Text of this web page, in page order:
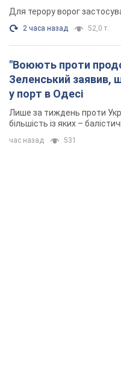
Для терору ворог
2 часа назад 52,0 т.
"Воюють проти
Зеленський заявив,
у порт в Одесі
Лише за тиждень проти
більшість із яких –
час назад 531